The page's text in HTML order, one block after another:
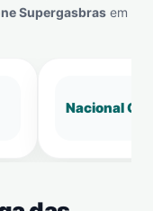
Supergasbras em
Nacional Gás